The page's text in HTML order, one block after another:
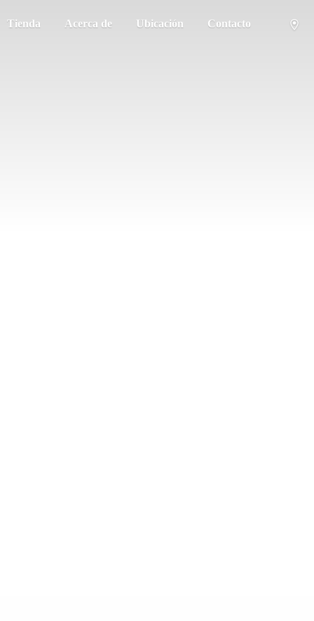
Tienda Acerca de Ubicación Contacto